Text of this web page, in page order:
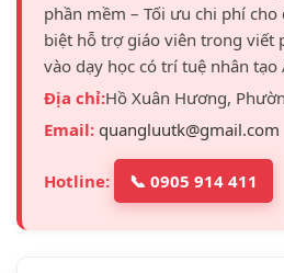
phần mềm – Tối ưu chi phí
biệt hỗ trợ giáo viên trong viết
vào dạy học có trí tuệ nhân tạo
Địa chỉ:Hồ Xuân Hương,
Email: quangluutk@gmail.com
Hotline: 📞 0905 914 411